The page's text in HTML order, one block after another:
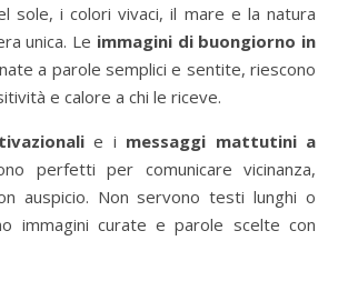
sole, i colori vivaci, il mare e la natura
unica. Le immagini di buongiorno in
a parole semplici e sentite, riescono
e calore a chi le riceve.
e i messaggi mattutini a
perfetti per comunicare vicinanza,
auspicio. Non servono testi lunghi o
immagini curate e parole scelte con